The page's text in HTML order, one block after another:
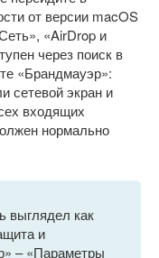
от версии macOS
«AirDrop и
через поиск в
«Брандмауэр»:
сетевой экран и
входящих
нормально
выглядел как
и
– «Параметры